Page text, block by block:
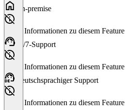
On-premise
Keine Informationen zu diesem Feature
24/7-Support
Keine Informationen zu diesem Feature
Deutschsprachiger Support
Keine Informationen zu diesem Feature